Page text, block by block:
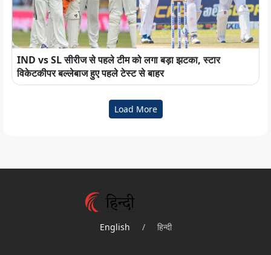
IND vs SL सीरीज से पहले टीम को लगा बड़ा झटका, स्टार
विकेटकीपर बल्लेबाज हुए पहले टेस्ट से बाहर
Load More
English / हिन्दी